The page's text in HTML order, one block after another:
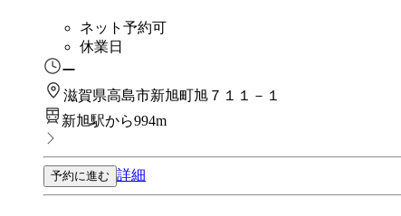
ネット予約可
休業日
ー
滋賀県高島市新旭町旭７１１－１
新旭駅から994m
予約に進む 詳細